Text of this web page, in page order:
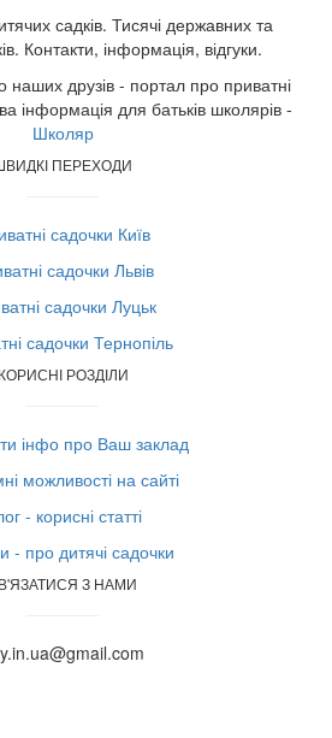
садків. Тисячі державних та
Контакти, інформація, відгуки.
друзів - портал про приватні
інформація для батьків школярів -
Школяр
ПЕРЕХОДИ
садочки Київ
садочки Львів
садочки Луцьк
садочки Тернопіль
КОРИСНІ РОЗДІЛИ
інфо про Ваш заклад
можливості на сайті
- корисні статті
- про дитячі садочки
З НАМИ